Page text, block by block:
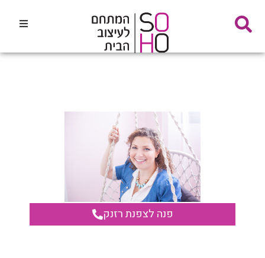
דף הבית
חנויות עיצוב הבית
מסעדות, בתי קפה ועוד
אדריכלים ומעצבים
מבצעים והטבותפנה לצפנת רזנק